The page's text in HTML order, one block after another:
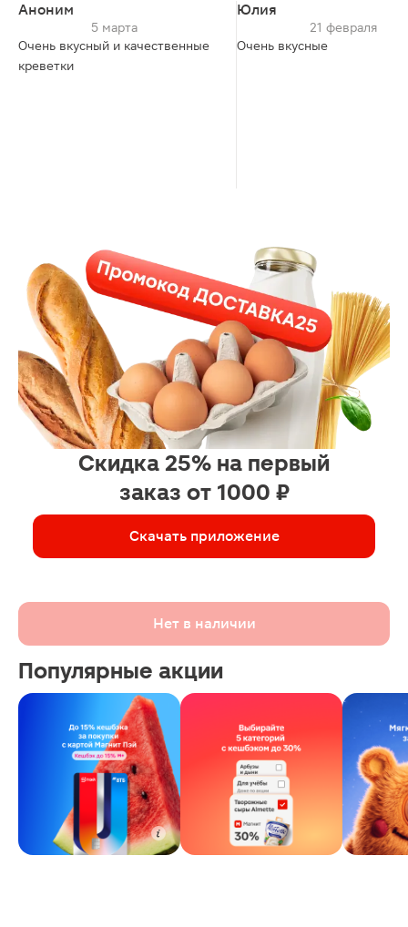
Аноним
5 марта
Очень вкусный и качественные
креветки
Юлия
21 февраля
Очень вкусные
Скидка 25% на первый
заказ от 1000 ₽
Скачать приложение
Нет в наличии
Популярные акции